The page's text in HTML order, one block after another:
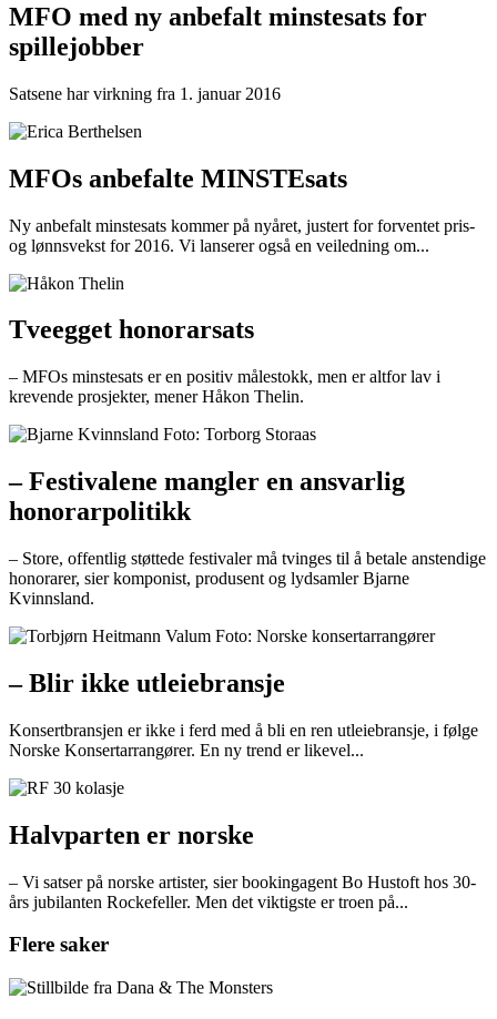
MFO med ny anbefalt minstesats for
spillejobber
Satsene har virkning fra 1. januar 2016
MFOs anbefalte MINSTEsats
Ny anbefalt minstesats kommer på nyåret, justert for forventet pris-
og lønnsvekst for 2016. Vi lanserer også en veiledning om...
Tveegget honorarsats
– MFOs minstesats er en positiv målestokk, men er altfor lav i
krevende prosjekter, mener Håkon Thelin.
– Festivalene mangler en ansvarlig
honorarpolitikk
– Store, offentlig støttede festivaler må tvinges til å betale anstendige
honorarer, sier komponist, produsent og lydsamler Bjarne
Kvinnsland.
– Blir ikke utleiebransje
Konsertbransjen er ikke i ferd med å bli en ren utleiebransje, i følge
Norske Konsertarrangører. En ny trend er likevel...
Halvparten er norske
– Vi satser på norske artister, sier bookingagent Bo Hustoft hos 30-
års jubilanten Rockefeller. Men det viktigste er troen på...
Flere saker